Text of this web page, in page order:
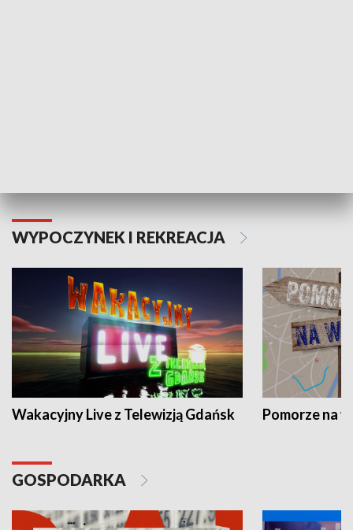
WYPOCZYNEK I REKREACJA
Wakacyjny Live z Telewizją Gdańsk Pomorze na
GOSPODARKA